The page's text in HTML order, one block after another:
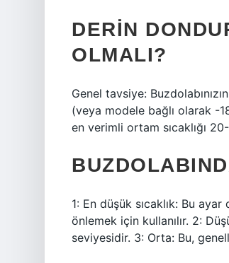
DERIN
OLMALI?
Genel tavsiye:
(veya modele bağlı olarak -
en verimli ortam sıcaklığı 20-
1: En düşük sıcaklık: Bu
önlemek için kullanılır. 2:
seviyesidir. 3: Orta: Bu,